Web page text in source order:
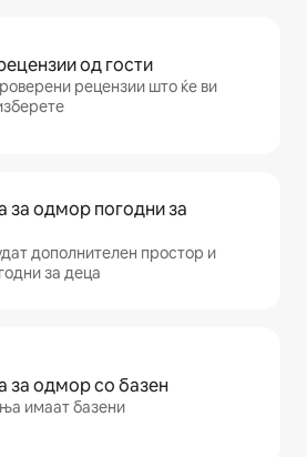
од гости
рецензии што ќе ви
за одмор погодни за
дополнителен простор и
за деца
за одмор со базен
имаат базени